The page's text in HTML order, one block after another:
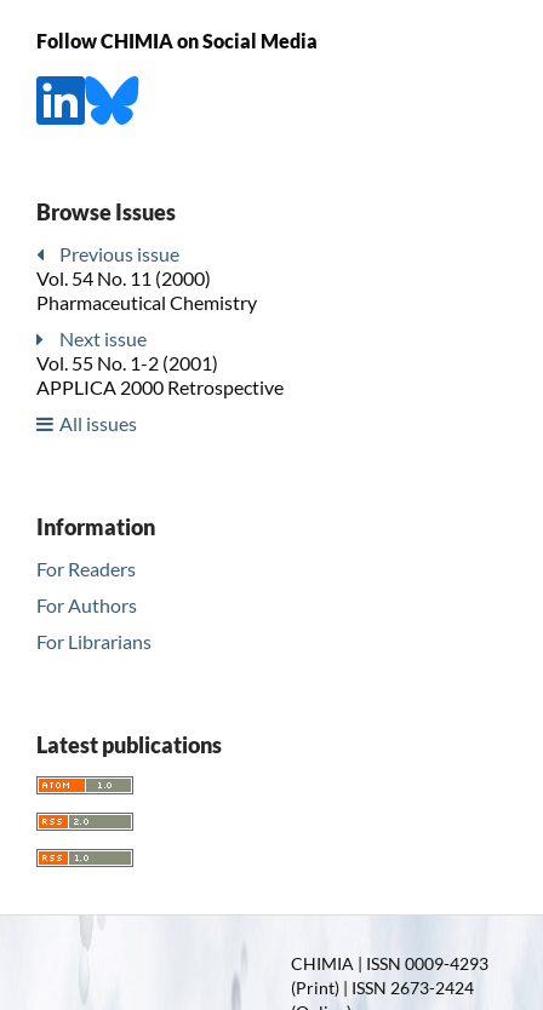
Follow CHIMIA on Social Media
Browse Issues
Previous issue
Vol. 54 No. 11 (2000)
Pharmaceutical Chemistry
Next issue
Vol. 55 No. 1-2 (2001)
APPLICA 2000 Retrospective
All issues
Information
For Readers
For Authors
For Librarians
Latest publications
CHIMIA | ISSN 0009-4293
(Print) | ISSN 2673-2424